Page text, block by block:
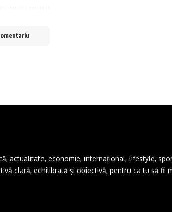
actualitate, economie, internațional, lifestyle,
clară, echilibrată și obiectivă, pentru ca tu să fii